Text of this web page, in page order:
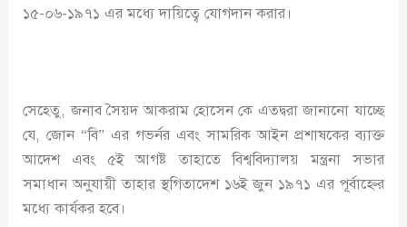
১৫-০৬-১৯৭১ এর মধ্যে দায়িত্বে যোগদান করার।
সেহেতু, জনাব সৈয়দ আকরাম হোসেন কে এতদ্বরা জানানো যাচ্ছে
যে, জোন “বি” এর গভর্নর এবং সামরিক আইন প্রশাষকের ব্যাক্ত
আদেশ এবং ৫ই আগষ্ট তাহাতে বিশ্ববিদ্যালয় মন্ত্রনা সভার
সমাধান অনু্যায়ী তাহার স্থগিতাদেশ ১৬ই জুন ১৯৭১ এর পূর্বাহ্নের
মধ্যে কার্যকর হবে।